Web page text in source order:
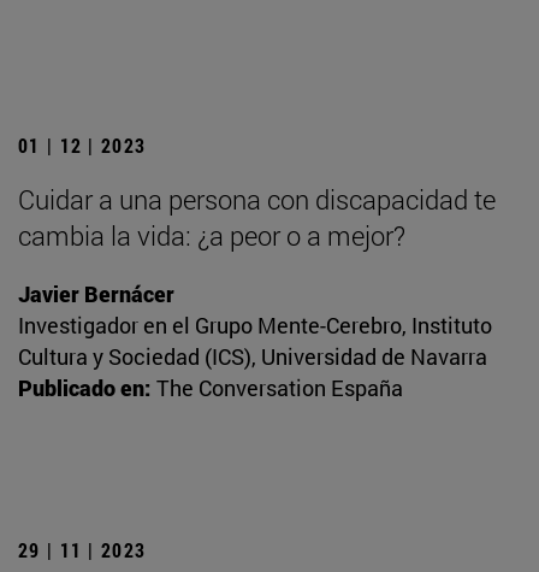
01 | 12 | 2023
Cuidar a una persona con discapacidad te
cambia la vida: ¿a peor o a mejor?
Javier Bernácer
Investigador en el Grupo Mente-Cerebro, Instituto
Cultura y Sociedad (ICS), Universidad de Navarra
Publicado en: The Conversation España
29 | 11 | 2023